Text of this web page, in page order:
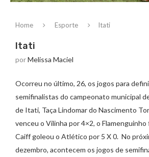
Home Esporte Itati
Itati
porMelissa Maciel
Ocorreu no último, 26, os jogos para
semifinalistas do campeonato municipal
de Itati, Taça Lindomar do Nascimento
venceu o Vilinha por 4×2, o
Caiff goleou o Atlético por 5 X 0. No
dezembro, acontecem os jogos de